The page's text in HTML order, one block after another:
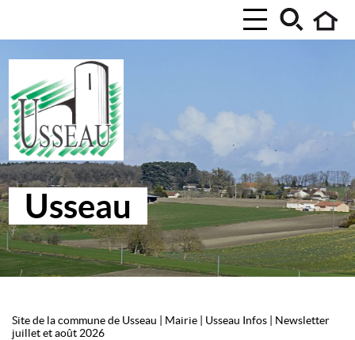
Usseau
Site de la commune de Usseau Mairie Usseau Infos
Newsletter
juillet et août 2026